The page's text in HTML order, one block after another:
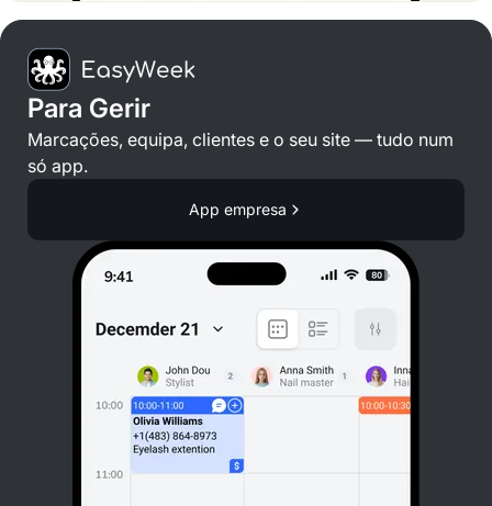
Para Gerir
Marcações, equipa, clientes e o seu site — tudo num
só app.
App empresa